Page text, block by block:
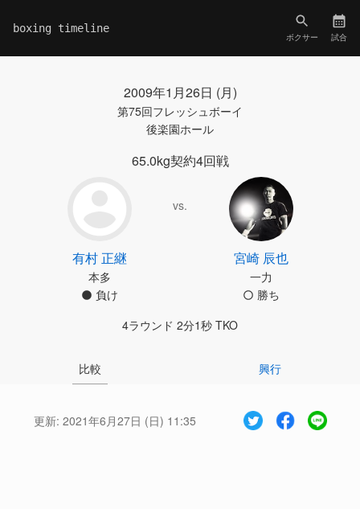
boxing timeline
ボクサー 試合
2009年1月26日 (月)
第75回フレッシュボーイ
後楽園ホール
65.0kg契約4回戦
有村 正継
本多
負け
vs.
宮崎 辰也
一力
勝ち
4ラウンド 2分1秒 TKO
比較 興行
更新: 2021年6月27日 (日) 11:35